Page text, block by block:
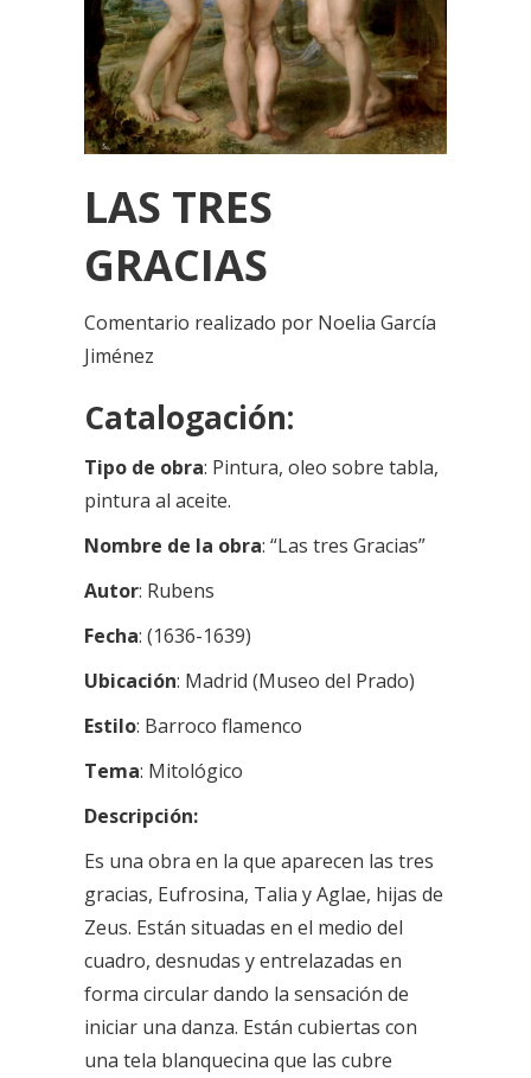
LAS TRES
GRACIAS
Comentario realizado por Noelia García
Jiménez
Catalogación:
Tipo de obra: Pintura, oleo sobre tabla,
pintura al aceite.
Nombre de la obra:“Las tres Gracias”
Autor: Rubens
Fecha: (1636-1639)
Ubicación: Madrid (Museo del Prado)
Estilo: Barroco flamenco
Tema: Mitológico
Descripción:
Es una obra en la que aparecen las tres
gracias, Eufrosina, Talia y Aglae, hijas de
Zeus. Están situadas en el medio del
cuadro, desnudas y entrelazadas en
forma circular dando la sensación de
iniciar una danza. Están cubiertas con
una tela blanquecina que las cubre